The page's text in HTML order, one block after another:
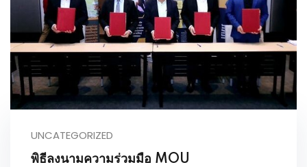
UNCATEGORIZED
พิธีลงนามความร่วมมือ MOU